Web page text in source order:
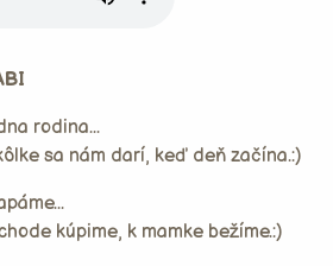
rodina...
sa nám darí, keď deň začína.:)
kúpime, k mamke bežíme.:)